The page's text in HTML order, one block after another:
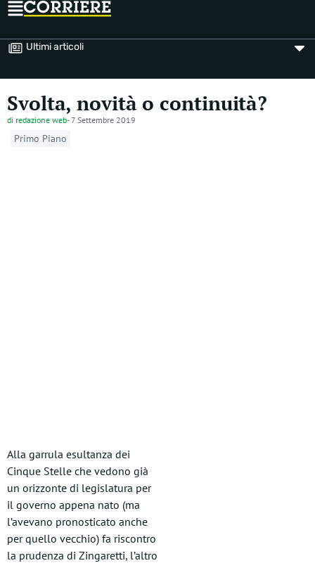
Ultimi articoli
Svolta, novità o continuità?
di redazione web-7 Settembre 2019
Primo Piano
Alla garrula esultanza dei
Cinque Stelle che vedono già
un orizzonte di legislatura per
il governo appena nato (ma
l’avevano pronosticato anche
per quello vecchio) fa riscontro
la prudenza di Zingaretti, l’altro